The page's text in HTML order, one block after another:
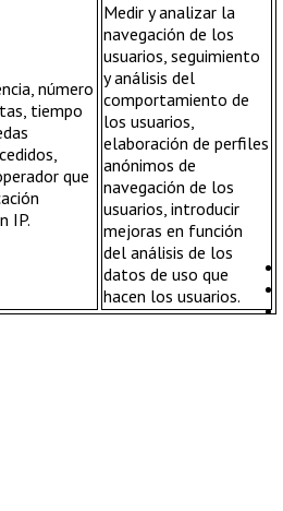
número
tiempo
que
IP.
Medir y analizar la
navegación de los
usuarios, seguimiento
y análisis del
comportamiento de
los usuarios,
elaboración de perfiles
anónimos de
navegación de los
usuarios, introducir
mejoras en función
del análisis de los
datos de uso que
hacen los usuarios.